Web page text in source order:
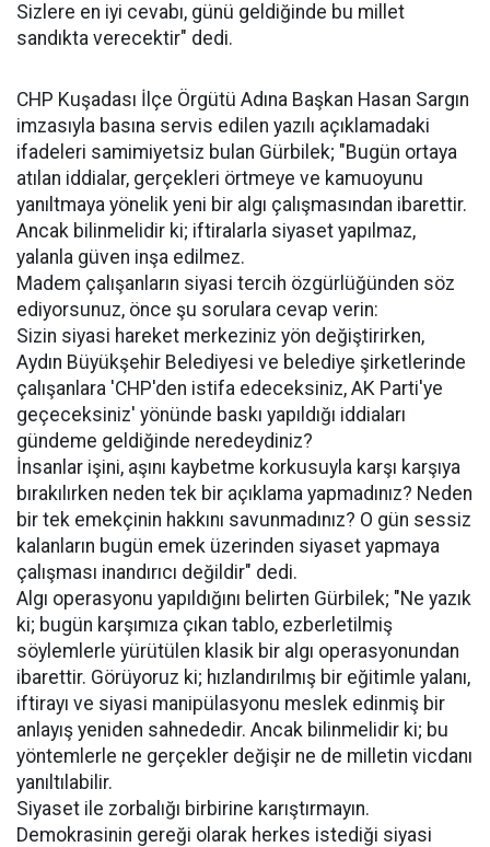
Sizlere en iyi cevabı, günü geldiğinde bu millet
sandıkta verecektir" dedi.
CHP Kuşadası İlçe Örgütü Adına Başkan Hasan Sargın
imzasıyla basına servis edilen yazılı açıklamadaki
ifadeleri samimiyetsiz bulan Gürbilek; "Bugün ortaya
atılan iddialar, gerçekleri örtmeye ve kamuoyunu
yanıltmaya yönelik yeni bir algı çalışmasından ibarettir.
Ancak bilinmelidir ki; iftiralarla siyaset yapılmaz,
yalanla güven inşa edilmez.
Madem çalışanların siyasi tercih özgürlüğünden söz
ediyorsunuz, önce şu sorulara cevap verin:
Sizin siyasi hareket merkeziniz yön değiştirirken,
Aydın Büyükşehir Belediyesi ve belediye şirketlerinde
çalışanlara 'CHP'den istifa edeceksiniz, AK Parti'ye
geçeceksiniz' yönünde baskı yapıldığı iddiaları
gündeme geldiğinde neredeydiniz?
İnsanlar işini, aşını kaybetme korkusuyla karşı karşıya
bırakılırken neden tek bir açıklama yapmadınız? Neden
bir tek emekçinin hakkını savunmadınız? O gün sessiz
kalanların bugün emek üzerinden siyaset yapmaya
çalışması inandırıcı değildir" dedi.
Algı operasyonu yapıldığını belirten Gürbilek; "Ne yazık
ki; bugün karşımıza çıkan tablo, ezberletilmiş
söylemlerle yürütülen klasik bir algı operasyonundan
ibarettir. Görüyoruz ki; hızlandırılmış bir eğitimle yalanı,
iftirayı ve siyasi manipülasyonu meslek edinmiş bir
anlayış yeniden sahnededir. Ancak bilinmelidir ki; bu
yöntemlerle ne gerçekler değişir ne de milletin vicdanı
yanıltılabilir.
Siyaset ile zorbalığı birbirine karıştırmayın.
Demokrasinin gereği olarak herkes istediği siyasi